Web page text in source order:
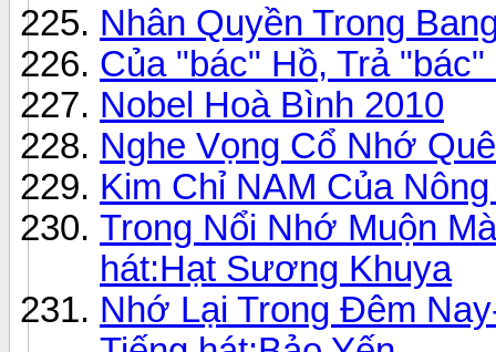
Nhân Quyền Trong
Của "bác" Hồ, Trả "bác"
Nobel Hoà Bình 2010
Nghe Vọng Cổ Nhớ
Kim Chỉ NAM Của
Trong Nổi Nhớ Muộn
hát:Hạt Sương Khuya
Nhớ Lại Trong Đêm